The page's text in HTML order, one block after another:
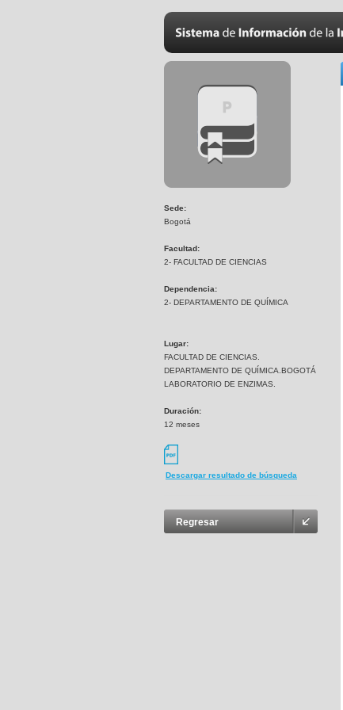
Sede:
Bogotá
Facultad:
2- FACULTAD DE CIENCIAS
Dependencia:
2- DEPARTAMENTO DE QUÍMICA
Lugar:
FACULTAD DE CIENCIAS.
DEPARTAMENTO DE QUÍMICA.BOGOTÁ
LABORATORIO DE ENZIMAS.
Duración:
12 meses
Descargar resultado de búsqueda
Regresar